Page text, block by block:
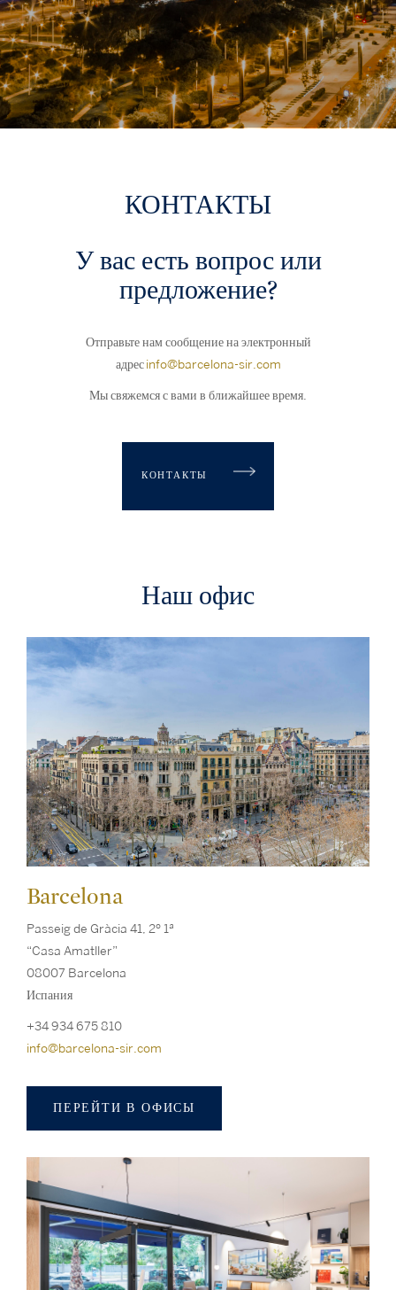
КОНТАКТЫ
У вас есть вопрос или
предложение?
Отправьте нам сообщение на электронный
адрес info@barcelona-sir.com
Мы свяжемся с вами в ближайшее время.
КОНТАКТЫ
Наш офис
Barcelona
Passeig de Gràcia 41, 2º 1ª
“Casa Amatller”
08007 Barcelona
Испания
+34 934 675 810
info@barcelona-sir.com
ПЕРЕЙТИ В ОФИСЫ